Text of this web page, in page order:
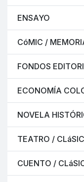
ENSAYO
CóMIC /
FONDOS
ECONOMÍA
NOVELA
TEATRO /
CUENTO /